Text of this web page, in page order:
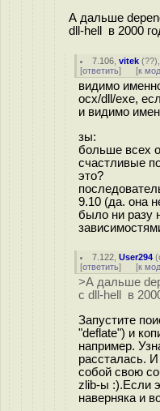
А дальше
dll-hell в 2000
7.106 ,vitek (??
[ответить] [к
видимо
ocx/dll/exe,
и видимо
зы:
больше всех
счастливые
это?
9.10 (да. она
было ни разу
7.122 ,User294 (
[ответить] [к
>А дальше
с dll-hell в
Запустите
"deflate") и
например.
рассталась.
собой свою
zlib-ы :).Если
наверняка и